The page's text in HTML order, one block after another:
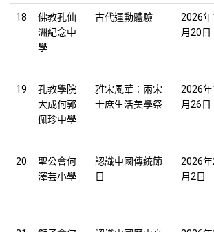
18
佛教孔仙
洲紀念中
學
古代運動體驗
2026年
月20日
19
孔教學院
大成何郭
佩珍中學
雅宋風華︰兩宋
士庶生活美學祭
2026年
月26日
20
聖公會何
澤芸小學
認識中國傳統節
日
2026年
月2日